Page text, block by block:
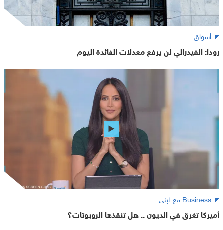
أسواق
رودا: الفيدرالي لن يرفع معدلات الفائدة اليوم
Business مع لبنى
أميركا تغرق في الديون .. هل تنقذها الروبوتات؟